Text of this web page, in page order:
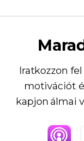
Iratkozzon
motivációt
kapjon álmai